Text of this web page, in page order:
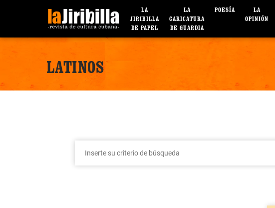
LA
JIRIBILLA
DE PAPEL
LA
CARICATURA
DE GUARDIA
POESÍA
LA
OPINIÓN
LATINOS